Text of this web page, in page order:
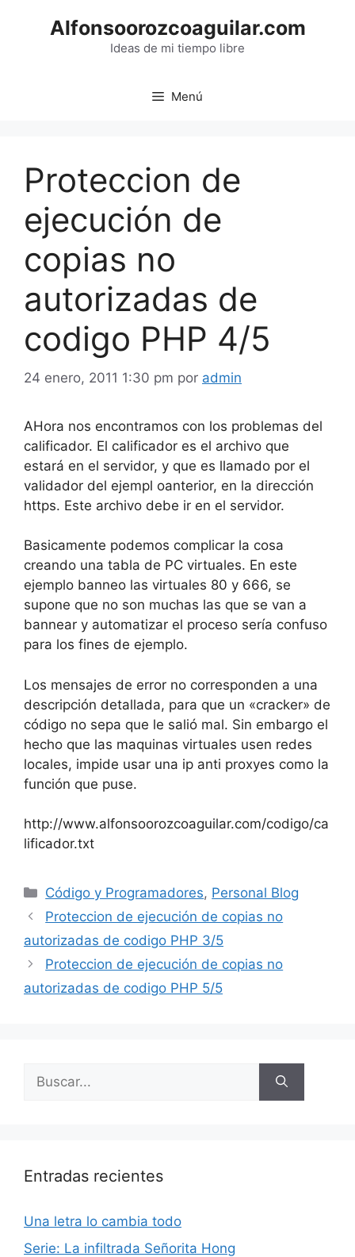
Alfonsoorozcoaguilar.com
Ideas de mi tiempo libre
Menú
Proteccion de
ejecución de
copias no
autorizadas de
codigo PHP 4/5
24 enero, 2011 1:30 pm por admin
AHora nos encontramos con los problemas del
calificador. El calificador es el archivo que
estará en el servidor, y que es llamado por el
validador del ejempl oanterior, en la dirección
https. Este archivo debe ir en el servidor.
Basicamente podemos complicar la cosa
creando una tabla de PC virtuales. En este
ejemplo banneo las virtuales 80 y 666, se
supone que no son muchas las que se van a
bannear y automatizar el proceso sería confuso
para los fines de ejemplo.
Los mensajes de error no corresponden a una
descripción detallada, para que un «cracker» de
código no sepa que le salió mal. Sin embargo el
hecho que las maquinas virtuales usen redes
locales, impide usar una ip anti proxyes como la
función que puse.
http://www.alfonsoorozcoaguilar.com/codigo/ca
lificador.txt
Categorías
Código y Programadores, Personal Blog
Proteccion de ejecución de copias no
autorizadas de codigo PHP 3/5
Proteccion de ejecución de copias no
autorizadas de codigo PHP 5/5
Buscar:
Entradas recientes
Una letra lo cambia todo
Serie: La infiltrada Señorita Hong